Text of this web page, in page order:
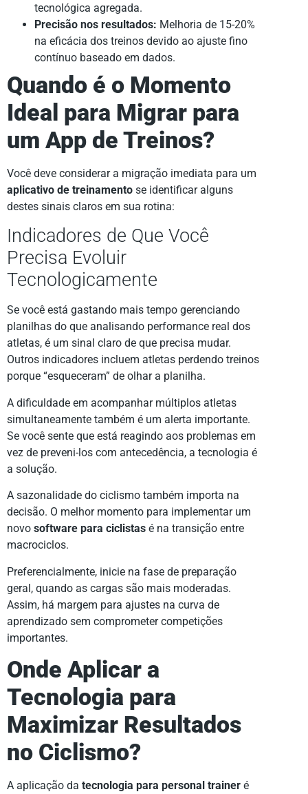
tecnológica agregada.
Precisão nos resultados: Melhoria de 15-20%
na eficácia dos treinos devido ao ajuste fino
contínuo baseado em dados.
Quando é o Momento
Ideal para Migrar para
um App de Treinos?
Você deve considerar a migração imediata para um
aplicativo de treinamento se identificar alguns
destes sinais claros em sua rotina:
Indicadores de Que Você
Precisa Evoluir
Tecnologicamente
Se você está gastando mais tempo gerenciando
planilhas do que analisando performance real dos
atletas, é um sinal claro de que precisa mudar.
Outros indicadores incluem atletas perdendo treinos
porque “esqueceram” de olhar a planilha.
A dificuldade em acompanhar múltiplos atletas
simultaneamente também é um alerta importante.
Se você sente que está reagindo aos problemas em
vez de preveni-los com antecedência, a tecnologia é
a solução.
A sazonalidade do ciclismo também importa na
decisão. O melhor momento para implementar um
novo software para ciclistas é na transição entre
macrociclos.
Preferencialmente, inicie na fase de preparação
geral, quando as cargas são mais moderadas.
Assim, há margem para ajustes na curva de
aprendizado sem comprometer competições
importantes.
Onde Aplicar a
Tecnologia para
Maximizar Resultados
no Ciclismo?
A aplicação da tecnologia para personal trainer é